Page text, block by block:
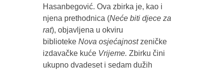
Hasanbegović. Ova zbirka je, kao i
njena prethodnica (Neće biti djece za
rat), objavljena u okviru
biblioteke Nova osjećajnostzeničke
izdavačke kuće Vrijeme. Zbirku čini
ukupno dvadeset i sedam dužih